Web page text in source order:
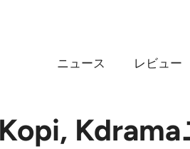
ニュース レビュー
Kdrama